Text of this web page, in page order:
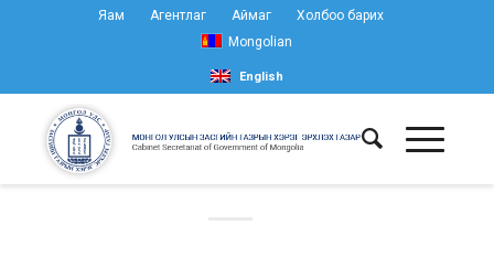
Яам Агентлаг Аймаг
Холбоо барих
Mongolian
English